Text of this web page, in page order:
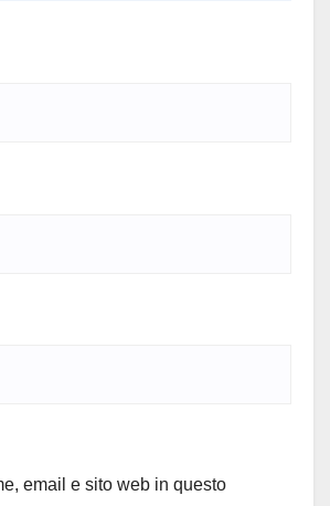
email e sito web in questo